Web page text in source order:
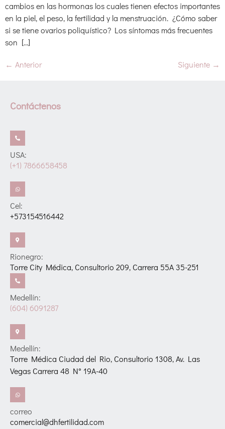
cambios en las hormonas los cuales tienen efectos importantes
en la piel, el peso, la fertilidad y la menstruación. ¿Cómo saber
si se tiene ovarios poliquístico? Los síntomas más frecuentes
son […]
← Anterior Siguiente →
Contáctenos
USA:
(+1) 7866658458
Cel:
+573154516442
Rionegro:
Torre City Médica, Consultorio 209, Carrera 55A 35-251
Medellín:
(604) 6091287
Medellín:
Torre Médica Ciudad del Rio, Consultorio 1308, Av. Las
Vegas Carrera 48 N° 19A-40
correo
comercial@dhfertilidad.com